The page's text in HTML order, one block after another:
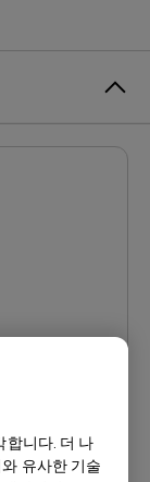
합니다. 더 나
유사한 기술